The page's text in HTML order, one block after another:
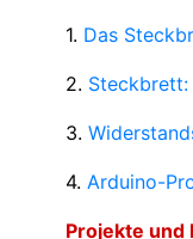
1. Das
2.
3.
4. Arduino-
Projekte und